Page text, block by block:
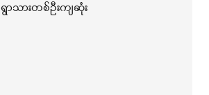
ရွာသားတစ်ဦးကျဆုံး